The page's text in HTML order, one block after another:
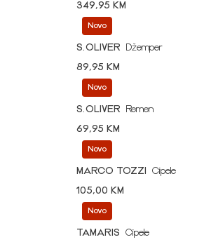
349,95 KM
Novo
S.OLIVER
Džemper
89,95 KM
Novo
S.OLIVER
Remen
69,95 KM
Novo
MARCO TOZZI
Cipele
105,00 KM
Novo
TAMARIS
Cipele